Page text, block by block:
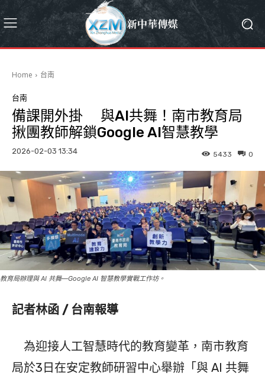
Home 台南
台南
備課開外掛 與AI共舞！南市教育局
揪團教師解鎖Google AI智慧教學
2026-02-03 13:34 0
5433
教育局辦理與 AI 共舞—Google AI 智慧教學實戰工作坊。
記者林函 / 台南報導
為迎接人工智慧時代的教育變革，南市教育
局於3日在安定教師研習中心舉辦「與 AI 共舞